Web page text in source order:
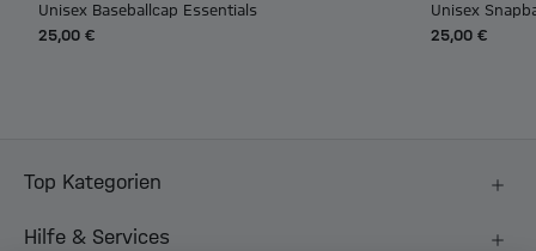
Unisex Baseballcap Essentials
25,00 €
Unisex
25,00 €
Top Kategorien
Hilfe & Services